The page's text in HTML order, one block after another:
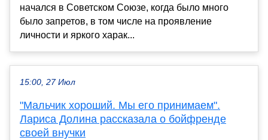
начался в Советском Союзе, когда было много
было запретов, в том числе на проявление
личности и яркого харак...
15:00, 27 Июл
"Мальчик хороший. Мы его принимаем".
Лариса Долина рассказала о бойфренде
своей внучки